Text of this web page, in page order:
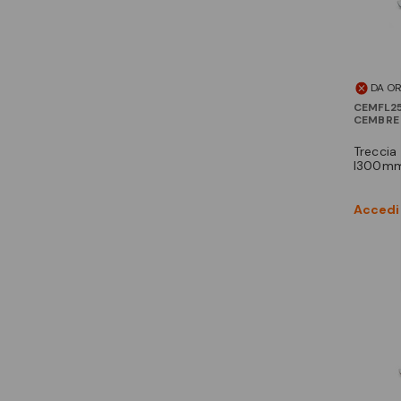
DA
CEMBRE
treccia rame stag 25mmq
l300mm
Accedi